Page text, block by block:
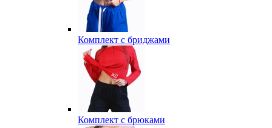
Комплект с бриджами
Комплект с брюками